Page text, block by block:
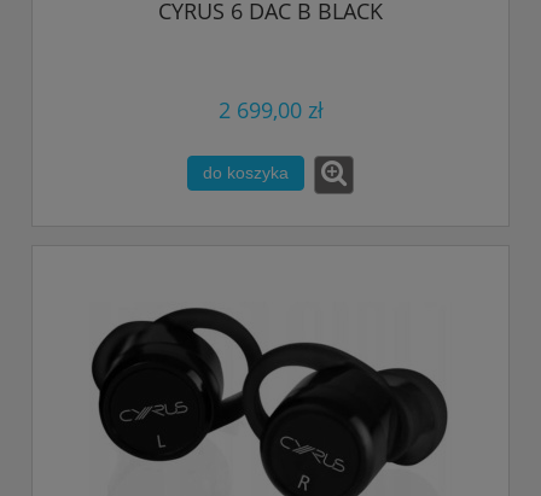
CYRUS 6 DAC B BLACK
2 699,00 zł
do koszyka